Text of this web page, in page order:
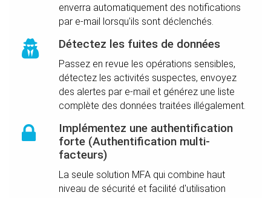
enverra automatiquement des notifications
par e-mail lorsqu'ils sont déclenchés.
Détectez les fuites de données
Passez en revue les opérations sensibles,
détectez les activités suspectes, envoyez
des alertes par e-mail et générez une liste
complète des données traitées illégalement.
Implémentez une authentification
forte (Authentification multi-
facteurs)
La seule solution MFA qui combine haut
niveau de sécurité et facilité d'utilisation